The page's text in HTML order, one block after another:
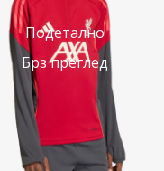
Подетално
Брз преглед